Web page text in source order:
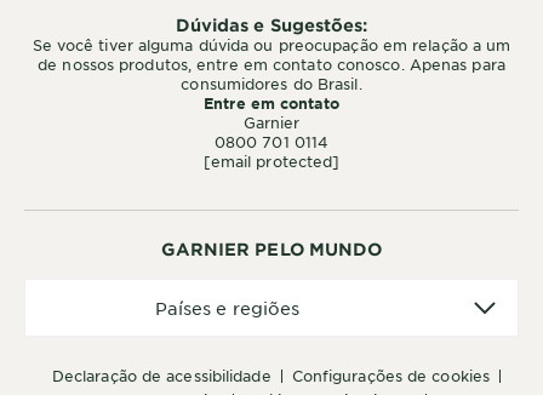
GARNIER PELO MUNDO
declaração de acessibilidade
configurações de cookies
Países e regiões
Dúvidas e Sugestões:
Se você tiver alguma dúvida ou preocupação em relação a um
de nossos produtos, entre em contato conosco. Apenas para
consumidores do Brasil.
Entre em contato
Garnier
0800 701 0114
[email protected]